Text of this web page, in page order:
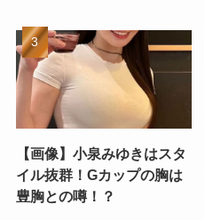
【画像】小泉みゆきはスタ
イル抜群！Gカップの胸は
豊胸との噂！？